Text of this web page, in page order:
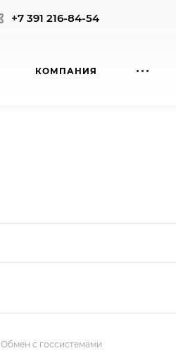
+7 391 216-84-54
КОМПАНИЯ
Обмен с госсистемами